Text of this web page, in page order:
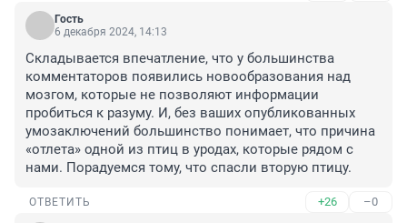
Гость
6 декабря 2024, 14:13
Складывается впечатление, что у большинства
комментаторов появились новообразования над
мозгом, которые не позволяют информации
пробиться к разуму. И, без ваших опубликованных
умозаключений большинство понимает, что причина
«отлета» одной из птиц в уродах, которые рядом с
нами. Порадуемся тому, что спасли вторую птицу.
ОТВЕТИТЬ +26 –0